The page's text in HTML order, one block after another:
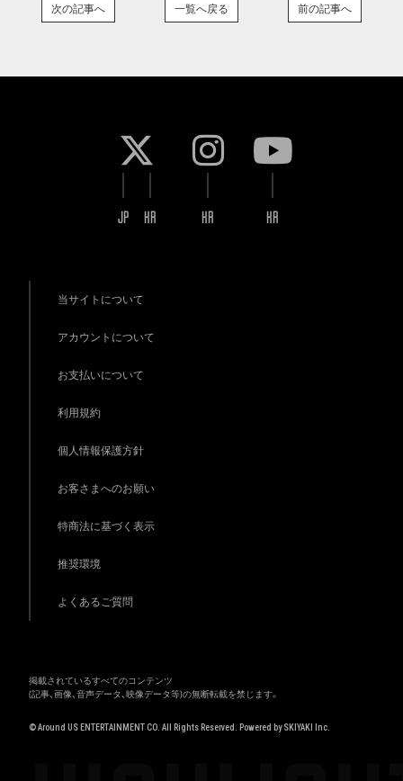
次の記事へ 一覧へ戻る 前の記事へ
JP KR KR KR
当サイトについて
アカウントについて
お支払いについて
利用規約
個人情報保護方針
お客さまへのお願い
特商法に基づく表示
推奨環境
よくあるご質問
掲載されているすべてのコンテンツ
(記事、画像、音声データ、映像データ等)の無断転載を禁じます。
© Around US ENTERTAINMENT CO. All Rights Reserved. Powered bySKIYAKI Inc.